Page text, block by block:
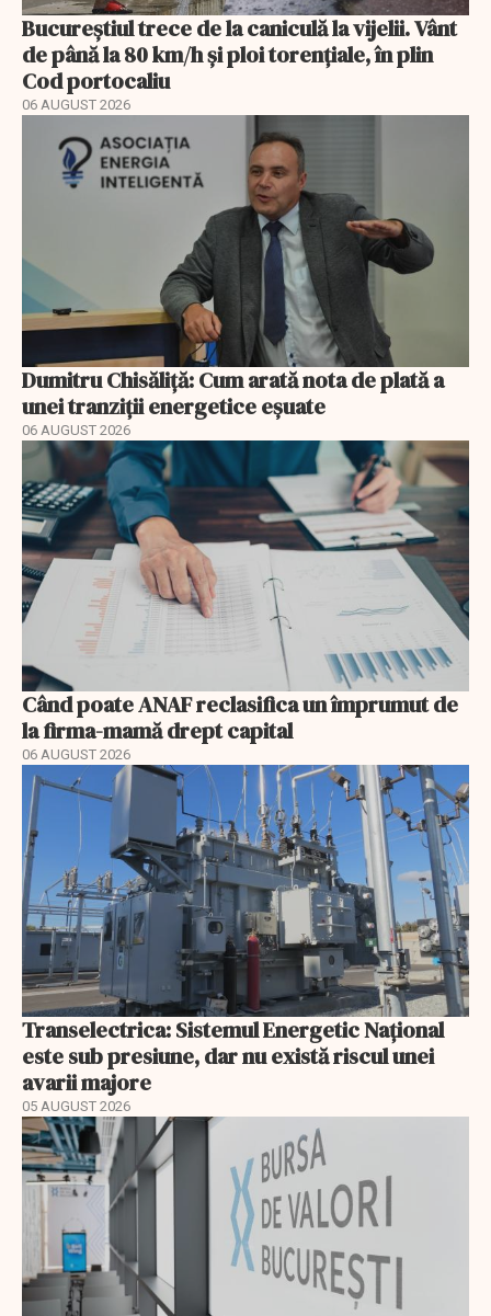
Bucureștiul trece de la caniculă la vijelii. Vânt
de până la 80 km/h și ploi torențiale, în plin
Cod portocaliu
06 AUGUST 2026
Dumitru Chisăliță: Cum arată nota de plată a
unei tranziții energetice eșuate
06 AUGUST 2026
Când poate ANAF reclasifica un împrumut de
la firma-mamă drept capital
06 AUGUST 2026
Transelectrica: Sistemul Energetic Național
este sub presiune, dar nu există riscul unei
avarii majore
05 AUGUST 2026